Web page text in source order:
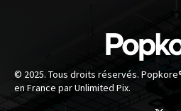
© 2025. Tous droits réservés.
en France par Unlimited Pix.